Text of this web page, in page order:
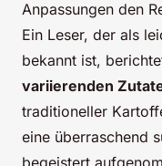
Anpassungen den
Ein Leser, der als
bekannt ist,
variierenden
traditioneller
eine überraschend
begeistert